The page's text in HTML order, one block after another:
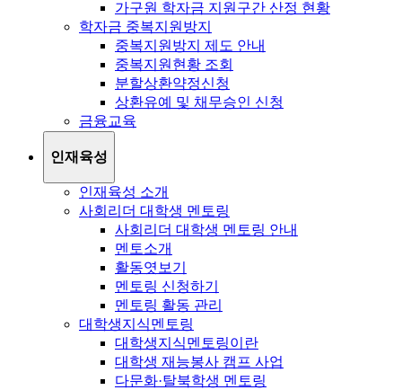
가구원 학자금 지원구간 산정 현황
학자금 중복지원방지
중복지원방지 제도 안내
중복지원현황 조회
분할상환약정신청
상환유예 및 채무승인 신청
금융교육
인재육성
인재육성 소개
사회리더 대학생 멘토링
사회리더 대학생 멘토링 안내
멘토소개
활동엿보기
멘토링 신청하기
멘토링 활동 관리
대학생지식멘토링
대학생지식멘토링이란
대학생 재능봉사 캠프 사업
다문화·탈북학생 멘토링